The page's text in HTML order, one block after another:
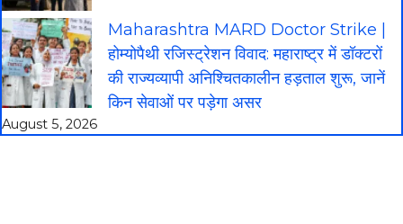
Maharashtra MARD Doctor Strike |
होम्योपैथी रजिस्ट्रेशन विवाद: महाराष्ट्र में डॉक्टरों
की राज्यव्यापी अनिश्चितकालीन हड़ताल शुरू, जानें
किन सेवाओं पर पड़ेगा असर
August 5, 2026